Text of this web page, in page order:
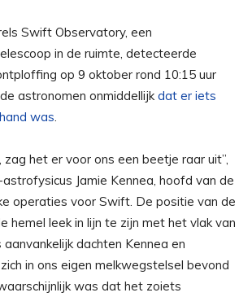
Swift Observatory, een
in de ruimte, detecteerde
op 9 oktober rond 10:15 uur
astronomen onmiddellijkdat er iets
was.
zag het er voor ons een beetje raar uit”,
Jamie Kennea, hoofd van de
operaties voor Swift. De positie van de
hemel leek in lijn te zijn met het vlak van
dachten Kennea en
in ons eigen melkwegstelsel bevond
was dat het zoiets